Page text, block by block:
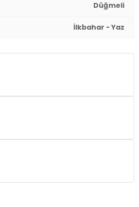
Düğmeli
İlkbahar - Yaz